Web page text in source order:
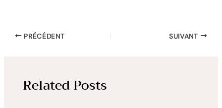
PRÉCÉDENT SUIVANT
Related Posts